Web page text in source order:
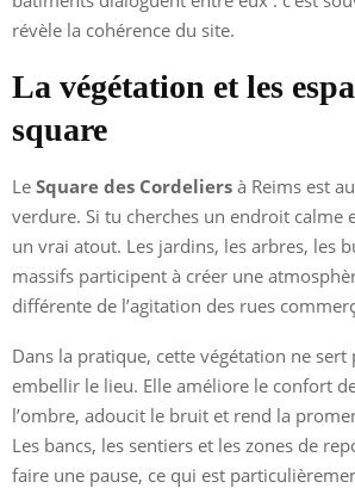
révèle la cohérence du site.
La végétation et les
square
Le Square des Cordeliers à Reims est
verdure. Si tu cherches un endroit calme
un vrai atout. Les jardins, les arbres, les
massifs participent à créer une
différente de l’agitation des rues
Dans la pratique, cette végétation ne sert
embellir le lieu. Elle améliore le confort
l’ombre, adoucit le bruit et rend la
Les bancs, les sentiers et les zones de
faire une pause, ce qui est